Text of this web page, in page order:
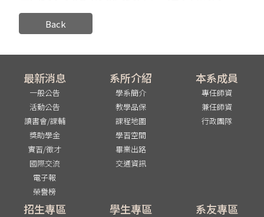
Back
最新消息
一般公告
活動公告
讀書會/課輔
獎助學金
實習/徵才
國際交流
電子報
榮譽榜
系所介紹
學系簡介
教學品保
課程地圖
學習空間
畢業出路
交通資訊
本系成員
專任師資
兼任師資
行政團隊
招生專區 學生專區 系友專區